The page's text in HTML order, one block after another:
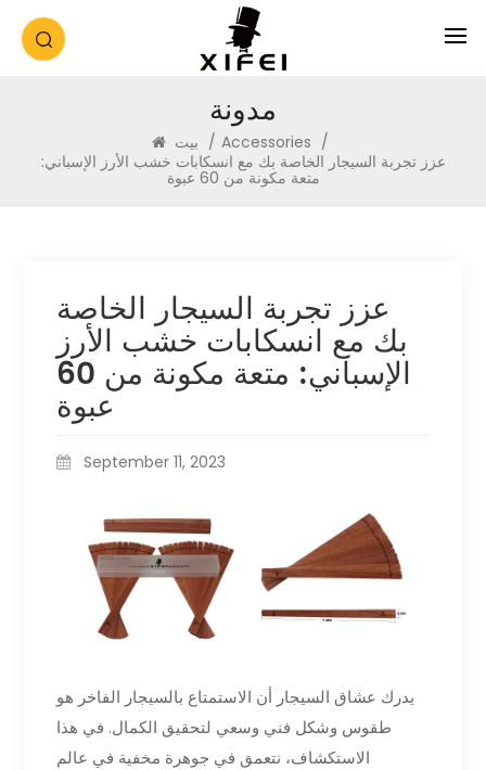
مدونة
/ Accessories /
عزز تجربة السيجار الخاصة بك مع انسكابات خشب الأرز الإسباني:
متعة مكونة من 60 عبوة
عزز تجربة السيجار الخاصة
بك مع انسكابات خشب الأرز
الإسباني: متعة مكونة من 60
عبوة
September 11, 2023
يدرك عشاق السيجار أن الاستمتاع بالسيجار الفاخر هو
طقوس وشكل فني وسعي لتحقيق الكمال. في هذا
الاستكشاف، نتعمق في جوهرة مخفية في عالم